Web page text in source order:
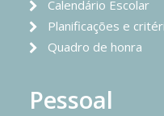
Calendário Escolar
Planificações e
Quadro de honra
Pessoal